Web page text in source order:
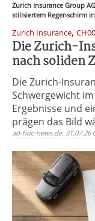
Zurich Insurance Group
stilisiertem Regenschirm
Zurich Insurance,
Die Zurich-
nach soliden
Die Zurich-
Schwergewicht
Ergebnisse und
prägen das Bild
ad-hoc-news.de, 31.07.26